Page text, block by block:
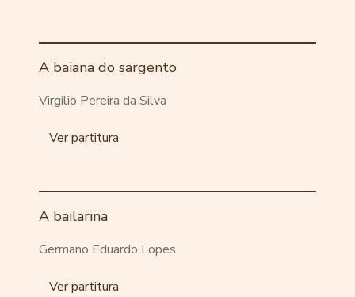
A baiana do sargento
Virgilio Pereira da Silva
Ver partitura
A bailarina
Germano Eduardo Lopes
Ver partitura